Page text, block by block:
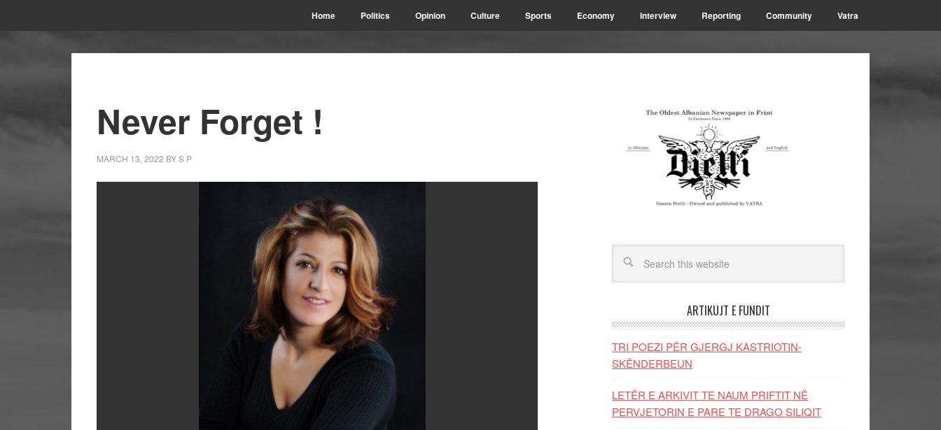
Home Politics Opinion Culture Sports Economy Interview Reporting Community Vatra
Never Forget !
MARCH 13, 2022 BYS P
ARTIKUJT E FUNDIT
TRI POEZI PËR GJERGJ KASTRIOTIN-
SKËNDERBEUN
LETËR E ARKIVIT TE NAUM PRIFTIT NË
PERVJETORIN E PARE TE DRAGO SILIQIT